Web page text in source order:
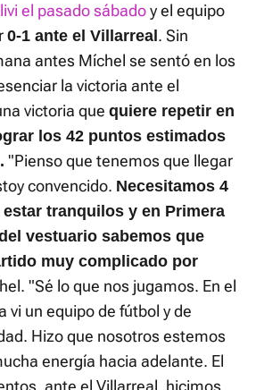
el pasado sábadoy el equipo
0-1 ante el Villarreal . Sin
antes Míchel se sentó en los
la victoria ante el
victoria que quiere repetir en
los 42 puntos estimados
"Pienso que tenemos que llegar
convencido. Necesitamos 4
tranquilos y en Primera
vestuario sabemos que
muy complicado por
"Sé lo que nos jugamos. En el
vi un equipo de fútbol y de
Hizo que nosotros estemos
energía hacia adelante. El
ante el Villarreal, hicimos